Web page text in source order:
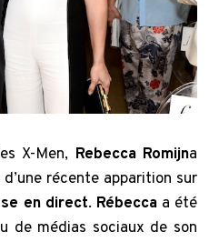
X-Men, Rebecca Romijna
récente apparition sur
en direct. Rébecca a été
de médias sociaux de son